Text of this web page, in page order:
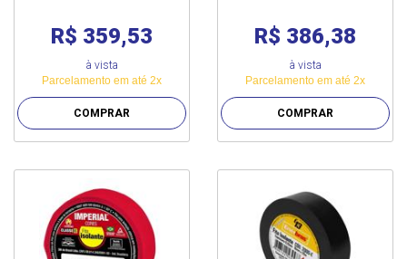
R$ 359,53
à vista
Parcelamento em até 2x
COMPRAR
R$ 386,38
à vista
Parcelamento em até 2x
COMPRAR